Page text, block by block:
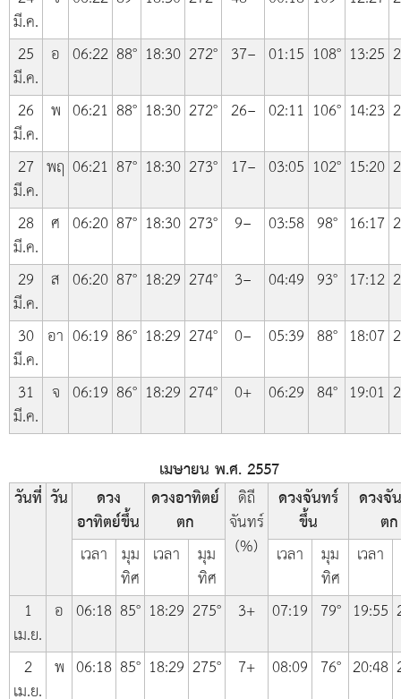
มี.ค.
25
มี.ค.
อ 06:22 88° 18:30 272° 37− 01:15 108° 13:25
26
มี.ค.
พ 06:21 88° 18:30 272° 26− 02:11 106° 14:23
27
มี.ค.
พฤ 06:21 87° 18:30 273° 17− 03:05 102° 15:20
28
มี.ค.
ศ 06:20 87° 18:30 273° 9− 03:58 98° 16:17
29
มี.ค.
ส 06:20 87° 18:29 274° 3− 04:49 93° 17:12
30
มี.ค.
อา 06:19 86° 18:29 274° 0− 05:39 88° 18:07
31
มี.ค.
จ 06:19 86° 18:29 274° 0+ 06:29 84° 19:01
เมษายน พ.ศ. 2557
วันที่ วัน ดวง
อาทิตย์ขึ้น
ดวงอาทิตย์
ตก
ดิถี
จันทร์
(%)
ดวงจันทร์
ขึ้น
ดวงจั
ตก
เวลา มุม
ทิศ
เวลา มุม
ทิศ
เวลา มุม
ทิศ
เวลา
1
เม.ย.
อ 06:18 85° 18:29 275° 3+ 07:19 79° 19:55
2
เม.ย.
พ 06:18 85° 18:29 275° 7+ 08:09 76° 20:48